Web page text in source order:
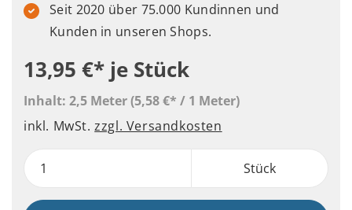
Seit 2020 über 75.000 Kundinnen und
Kunden in unseren Shops.
13,95 €* je Stück
Inhalt: 2,5 Meter(5,58 €* / 1 Meter)
inkl. MwSt.zzgl. Versandkosten
Stück